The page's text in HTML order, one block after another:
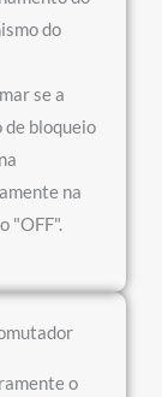
do
se a
de bloqueio
na
"OFF".
o